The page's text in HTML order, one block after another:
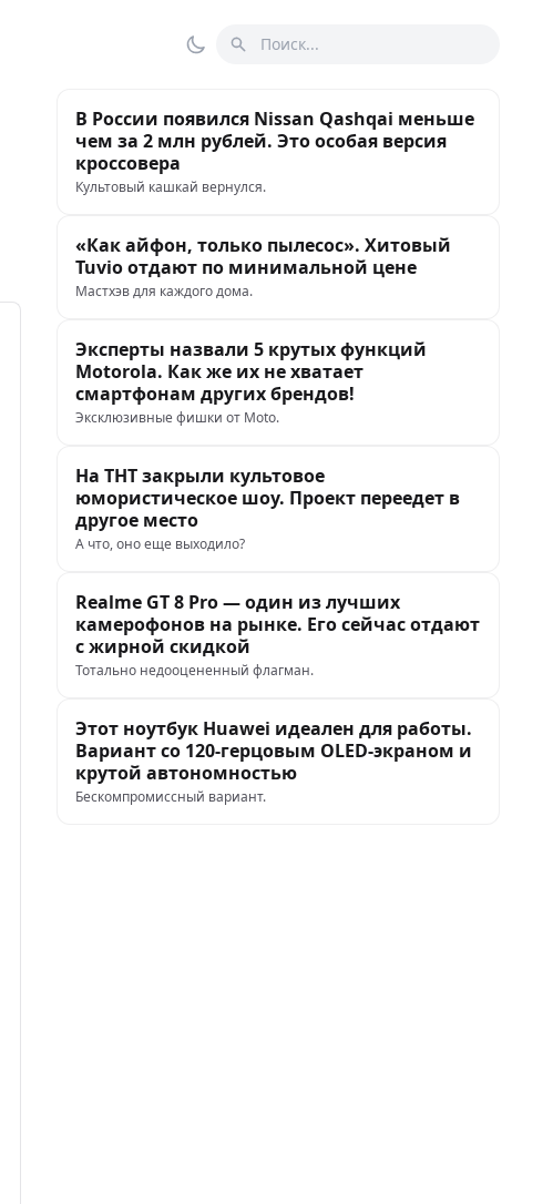
Переключить тему
Поиск
В России появился Nissan Qashqai меньше
чем за 2 млн рублей. Это особая версия
кроссовера
Культовый кашкай вернулся.
«Как айфон, только пылесос». Хитовый
Tuvio отдают по минимальной цене
Мастхэв для каждого дома.
Эксперты назвали 5 крутых функций
Motorola. Как же их не хватает
смартфонам других брендов!
Эксклюзивные фишки от Moto.
На ТНТ закрыли культовое
юмористическое шоу. Проект переедет в
другое место
А что, оно еще выходило?
Realme GT 8 Pro — один из лучших
камерофонов на рынке. Его сейчас отдают
с жирной скидкой
Тотально недооцененный флагман.
Этот ноутбук Huawei идеален для работы.
Вариант со 120-герцовым OLED-экраном и
крутой автономностью
Бескомпромиссный вариант.